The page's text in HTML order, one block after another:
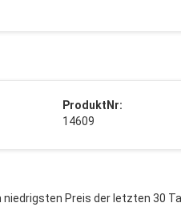
ProduktNr:
14609
Preis der letzten 30